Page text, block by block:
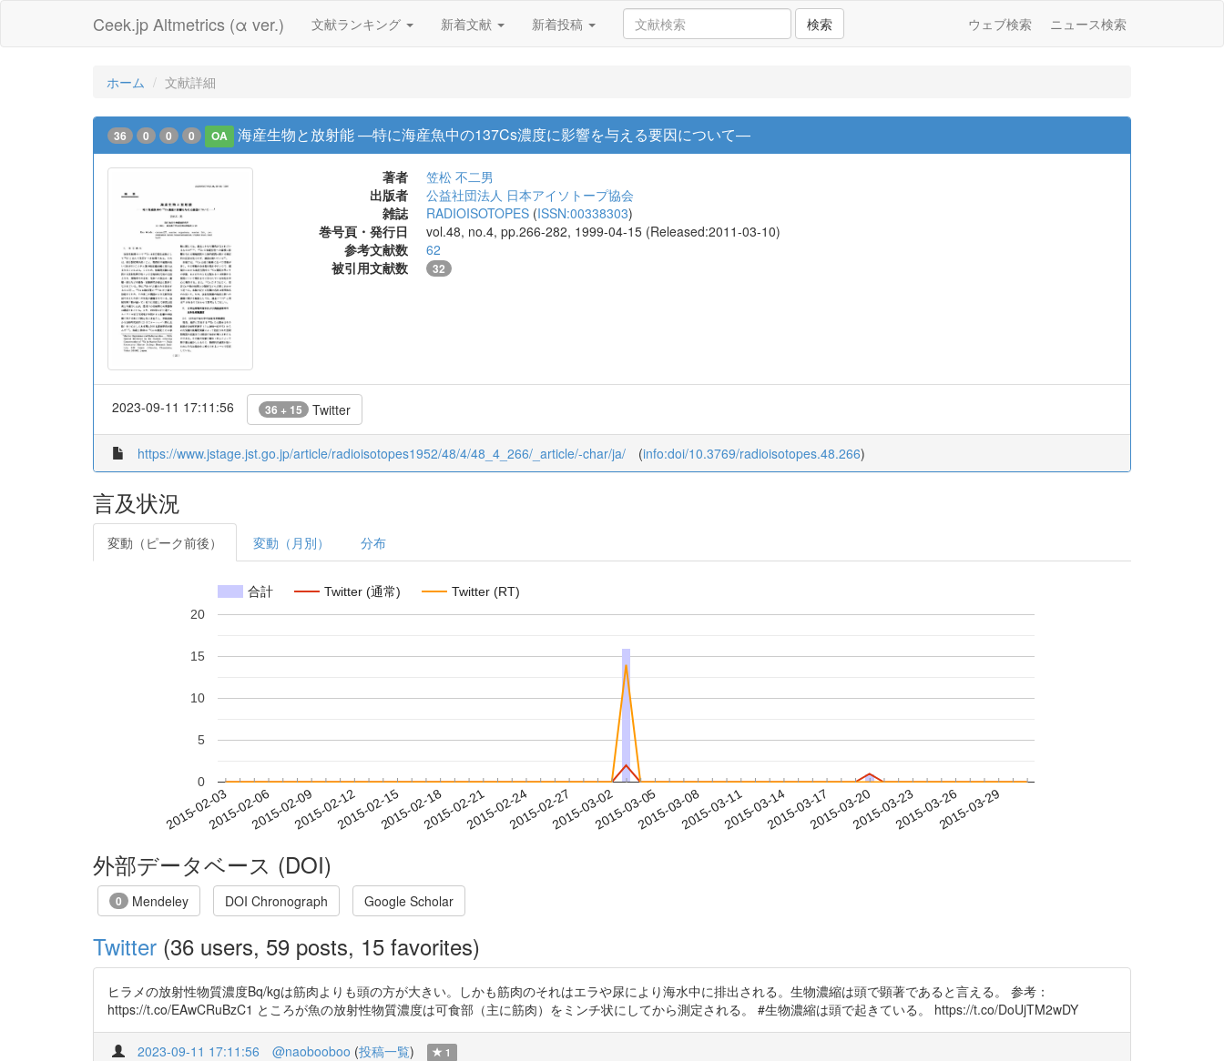
Ceek.jp Altmetrics (α ver.) 文献ランキング 新着文献 新着投稿 検索 ウェブ検索 ニュース検索
ホーム 文献詳細
36 0 0 0 OA 海産生物と放射能 ―特に海産魚中の137Cs濃度に影響を与える要因について―
著者
笠松 不二男
出版者
公益社団法人 日本アイソトープ協会
雑誌
RADIOISOTOPES (ISSN:00338303)
巻号頁・発行日
vol.48, no.4, pp.266-282, 1999-04-15 (Released:2011-03-10)
参考文献数
62
被引用文献数
32
2023-09-11 17:11:56 36 + 15 Twitter
https://www.jstage.jst.go.jp/article/radioisotopes1952/48/4/48_4_266/_article/-char/ja/ (info:doi/10.3769/radioisotopes.48.266)
言及状況
変動（ピーク前後） 変動（月別） 分布
合計 Twitter (通常) Twitter (RT)
2015-02-032015-02-062015-02-092015-02-122015-02-152015-02-182015-02-212015-02-242015-02-272015-03-022015-03-052015-03-082015-03-112015-03-142015-03-172015-03-202015-03-232015-03-262015-03-29
0
5
10
15
20
外部データベース (DOI)
0 Mendeley DOI Chronograph Google Scholar
Twitter (36 users, 59 posts, 15 favorites)
ヒラメの放射性物質濃度Bq/kgは筋肉よりも頭の方が大きい。しかも筋肉のそれはエラや尿により海水中に排出される。生物濃縮は頭で顕著であると言える。 参考：
https://t.co/EAwCRuBzC1 ところが魚の放射性物質濃度は可食部（主に筋肉）をミンチ状にしてから測定される。 #生物濃縮は頭で起きている。 https://t.co/DoUjTM2wDY
2023-09-11 17:11:56 @naobooboo (投稿一覧) 1